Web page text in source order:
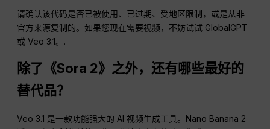
请确认该代码是否已被使用、已过期、受地区限制，或是从非
官方来源复制的。如果您现在需要视频，不妨试试 GlobalGPT
或 Veo 3.1。.
除了《Sora 2》之外，还有哪些最好的
替代品？
Veo 3.1 是一款功能强大的 AI 视频生成工具。Nano Banana 2